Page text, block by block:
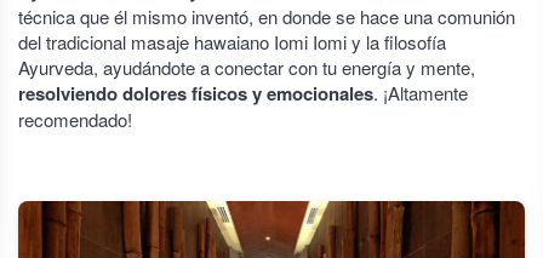
técnica que él mismo inventó, en donde se hace una comunión
del tradicional masaje hawaiano Iomi Iomi y la filosofía
Ayurveda, ayudándote a conectar con tu energía y mente,
resolviendo dolores físicos y emocionales. ¡Altamente
recomendado!